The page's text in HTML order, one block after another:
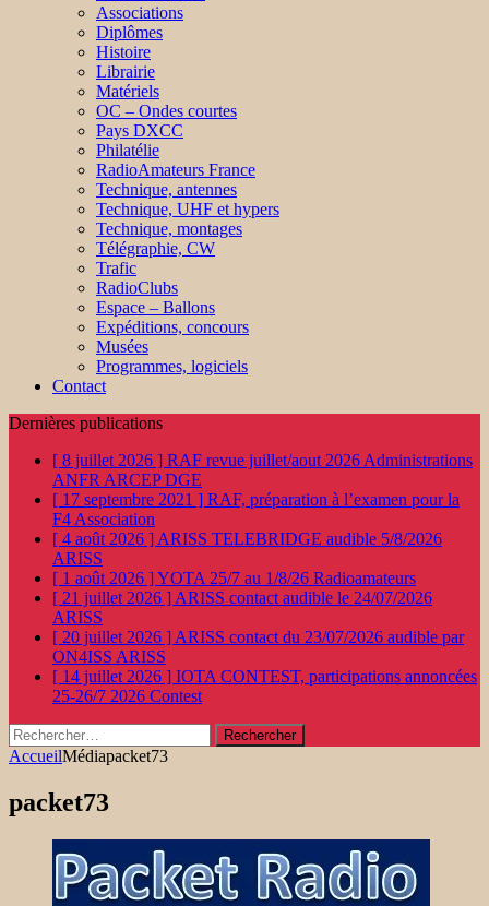
Associations
Diplômes
Histoire
Librairie
Matériels
OC – Ondes courtes
Pays DXCC
Philatélie
RadioAmateurs France
Technique, antennes
Technique, UHF et hypers
Technique, montages
Télégraphie, CW
Trafic
RadioClubs
Espace – Ballons
Expéditions, concours
Musées
Programmes, logiciels
Contact
Dernières publications
[ 8 juillet 2026 ] RAF revue juillet/aout 2026 Administrations
ANFR ARCEP DGE
[ 17 septembre 2021 ] RAF, préparation à l’examen pour la
F4 Association
[ 4 août 2026 ] ARISS TELEBRIDGE audible 5/8/2026
ARISS
[ 1 août 2026 ]YOTA 25/7 au 1/8/26 Radioamateurs
[ 21 juillet 2026 ] ARISS contact audible le 24/07/2026
ARISS
[ 20 juillet 2026 ] ARISS contact du 23/07/2026 audible par
ON4ISS ARISS
[ 14 juillet 2026 ] IOTA CONTEST, participations annoncées
25-26/7 2026 Contest
Rechercher :
AccueilMédiapacket73
packet73